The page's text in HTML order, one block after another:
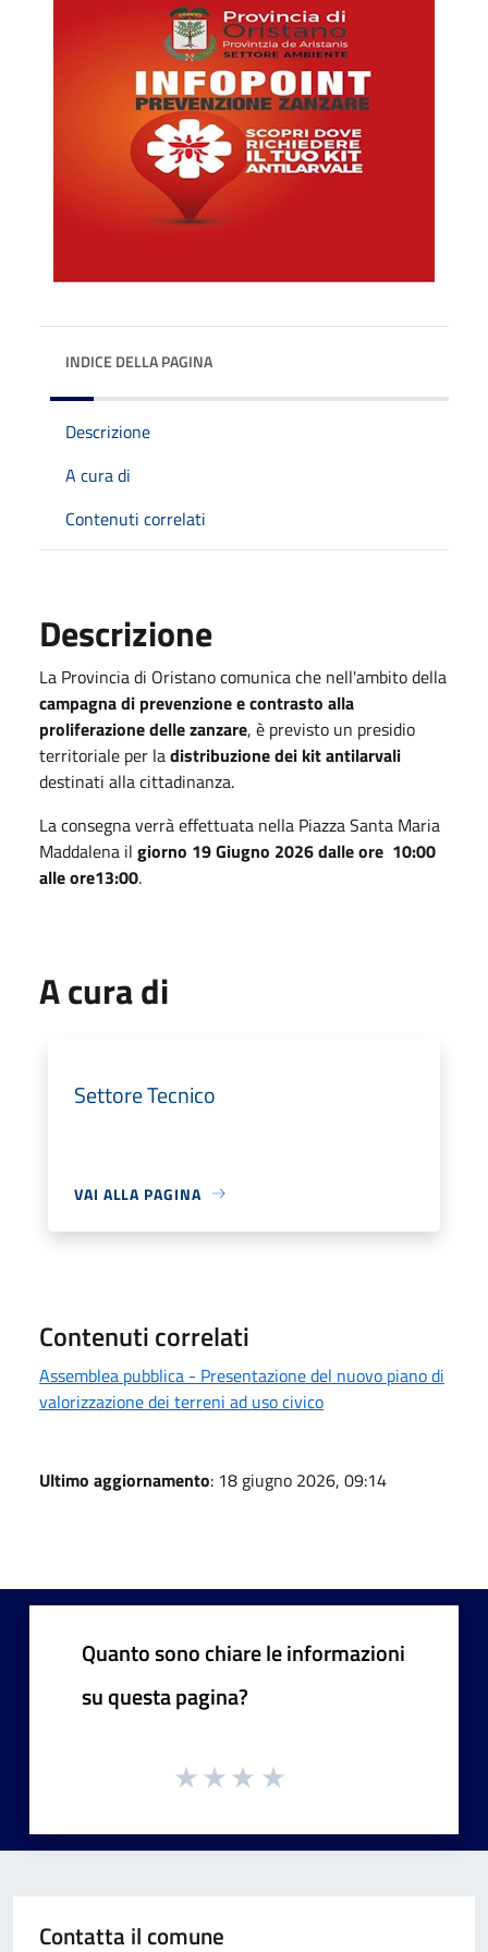
INDICE DELLA PAGINA
Descrizione
A cura di
Contenuti correlati
Descrizione
La Provincia di Oristano comunica che nell'ambito della
campagna di prevenzione e contrasto alla
proliferazione delle zanzare, è previsto un presidio
territoriale per ladistribuzione dei kit antilarvali
destinati alla cittadinanza.
La consegna verrà effettuata nella Piazza Santa Maria
Maddalena il giorno 19 Giugno 2026 dalle ore 10:00
alle ore13:00.
A cura di
Settore Tecnico
VAI ALLA PAGINA
Contenuti correlati
Assemblea pubblica - Presentazione del nuovo piano di
valorizzazione dei terreni ad uso civico
Ultimo aggiornamento: 18 giugno 2026, 09:14
Quanto sono chiare le informazioni
su questa pagina?
Contatta il comune